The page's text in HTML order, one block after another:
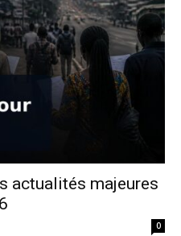
actualités majeures
0